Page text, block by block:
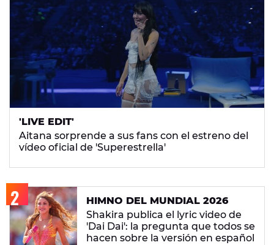
'LIVE EDIT'
Aitana sorprende a sus fans con el estreno del
vídeo oficial de 'Superestrella'
HIMNO DEL MUNDIAL 2026
Shakira publica el lyric video de
'Dai Dai': la pregunta que todos se
hacen sobre la versión en español